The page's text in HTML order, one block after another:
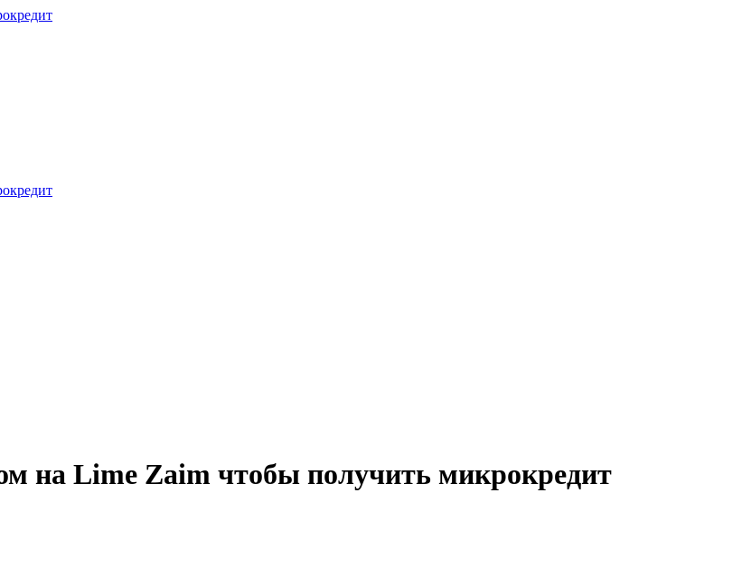
на Lime Zaim чтобы получить микрокредит